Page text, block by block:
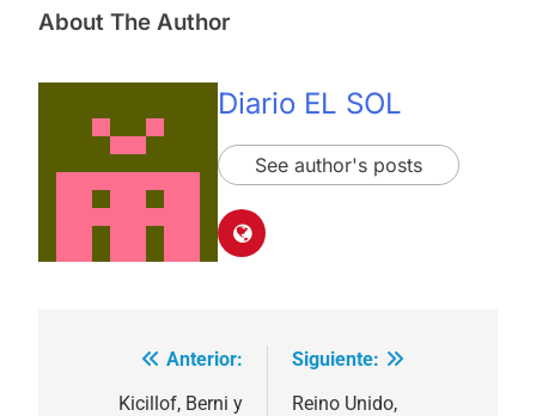
About The Author
Diario EL SOL
See author's posts
Navegación
Anterior:
Kicillof, Berni y
Siguiente:
Reino Unido,